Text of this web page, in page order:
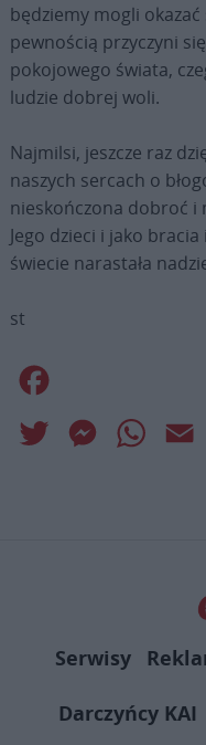
będziemy mogli
pewnością przyczyni
pokojowego świata,
ludzie dobrej woli.
Najmilsi, jeszcze raz
naszych sercach o
nieskończona dobroć i
Jego dzieci i jako
świecie narastała
st
Twitter Messenger
Serwisy
Darczyńcy KAI